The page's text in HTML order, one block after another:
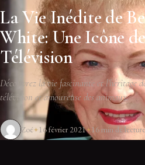
La Vie Inédite de
White: Une Icône
Télévision
Découvrez la vie fascinante et l'héritage
télévision et amoureuse des animaux.
Zoé 16 février 2021 16 min de lecture